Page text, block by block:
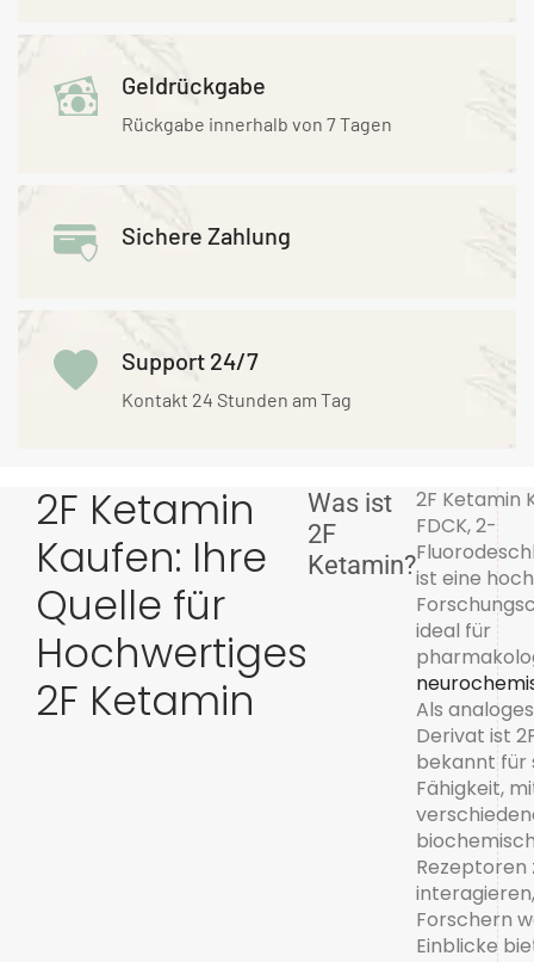
Geldrückgabe
Rückgabe innerhalb von 7 Tagen
Sichere Zahlung
Support 24/7
Kontakt 24 Stunden am Tag
2F Ketamin
Kaufen: Ihre
Quelle für
Hochwertiges
2F Ketamin
Was ist
2F
Ketamin?
2F Ketamin
FDCK, 2-
ist eine
ideal für
Als
Derivat ist
bekannt für
Fähigkeit,
Rezeptoren
Forschern
Einblicke